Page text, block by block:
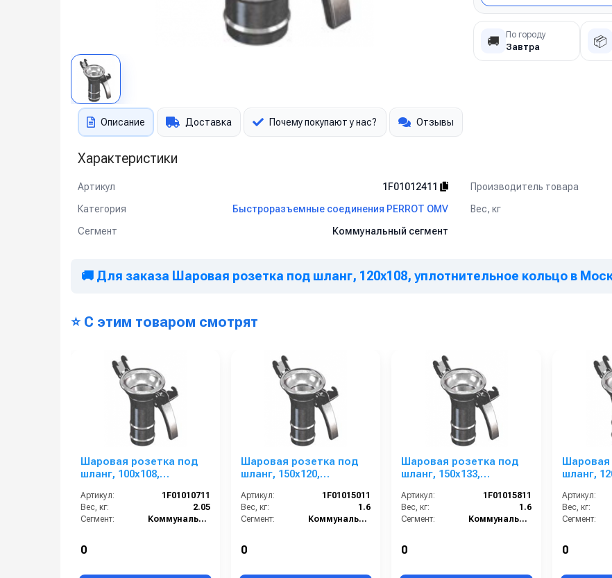
🚚 По городу
Завтра 📦
Описание Доставка Почему покупают у нас? Отзывы
Характеристики
Артикул 1F01012411 Производитель товара
Категория
Быстроразъемные соединения PERROT OMV Вес, кг
Сегмент
Коммунальный сегмент
🚚 Для заказа Шаровая розетка под шланг, 120х108, уплотнительное кольцо в
⭐ С этим товаром смотрят
Шаровая розетка под
шланг, 100x108,
Артикул:
1F01010711
Вес, кг:
2.05
Сегмент:
Коммунальный сегмент
0
Шаровая розетка под
шланг, 150х120,
Артикул:
1F01015011
Вес, кг:
1.6
Сегмент:
Коммунальный сегмент
0
Шаровая розетка под
шланг, 150х133,
Артикул:
1F01015811
Вес, кг:
1.6
Сегмент:
Коммунальный сегмент
0
Шаровая
шланг,
Артикул:
Вес, кг:
Сегмент:
0